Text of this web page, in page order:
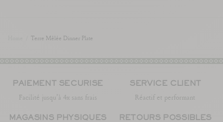
Terre Mêlée Dinner Plate
PAIEMENT SÉCURISÉ
Facilité jusqu’à 4x sans frais
SERVICE CLIENT
Réactif et performant
MAGASINS PHYSIQUES RETOURS POSSIBLES